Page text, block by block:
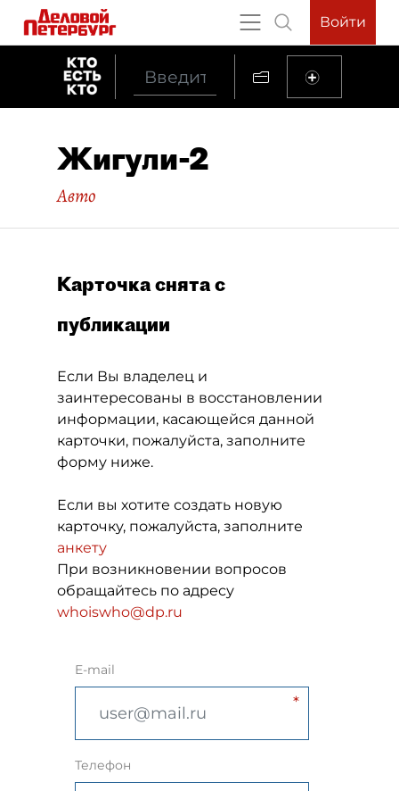
Войти
Жигули-2
Авто
Карточка снята с
публикации
Если Вы владелец и
заинтересованы в восстановлении
информации, касающейся данной
карточки, пожалуйста, заполните
форму ниже.
Если вы хотите создать новую
карточку, пожалуйста, заполните
анкету
При возникновении вопросов
обращайтесь по адресу
whoiswho@dp.ru
E-mail
Телефон